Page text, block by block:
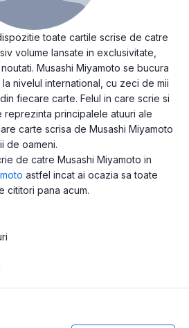
toate cartile scrise de catre
volume lansate in exclusivitate,
Musashi Miyamoto se bucura
nivelul international, cu zeci de mii
fiecare carte. Felul in care scrie si
principalele atuuri ale
carte scrisa de Musashi Miyamoto
de oameni.
de catre Musashi Miyamoto in
astfel incat ai ocazia sa toate
cititori pana acum.